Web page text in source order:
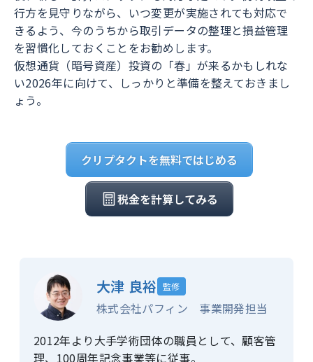
行方を見守りながら、いつ変更が実施されても対応で
きるよう、今のうちから取引データの整理と損益管理
を習慣化しておくことをお勧めします。
仮想通貨（暗号資産）投資の「春」が来るかもしれな
い2026年に向けて、しっかりと準備を整えておきまし
ょう。
クリプタクトを無料ではじめる
税金を計算してみる
大津 良裕 監修
株式会社パフィン 事業開発担当
2012年より大手学術団体の職員として、顧客管
理、100周年記念事業等に従事。